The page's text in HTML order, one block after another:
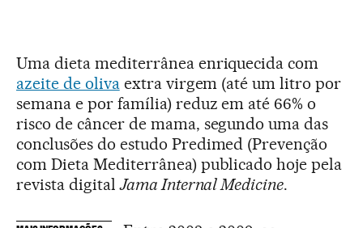
Uma dieta mediterrânea enriquecida com
azeite de olivaextra virgem (até um litro por
semana e por família) reduz em até 66% o
risco de câncer de mama, segundo uma das
conclusões do estudo Predimed (Prevenção
com Dieta Mediterrânea) publicado hoje pela
revista digitalJama Internal Medicine.